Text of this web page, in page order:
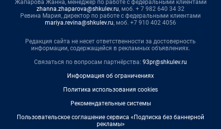
Жапарова Жанна, менеджер по работе с федеральными клиентами
zhanna.zhaparova@shkulev.ru, моб. + 7 982 640 34 32
Ревина Мария, директор по работе с федеральными клиентами
mariya.revina@shkulev.ru, моб. +7 910 402 4056
Редакция сайта не несет ответственности за достоверность
информации, содержащейся в рекламных объявлениях.
Связаться по вопросам партнёрства: 93pr@shkulev.ru
Информация об ограничениях
Политика использования cookies
Рекомендательные системы
Пользовательское соглашение сервиса «Подписка без баннерной
рекламы»